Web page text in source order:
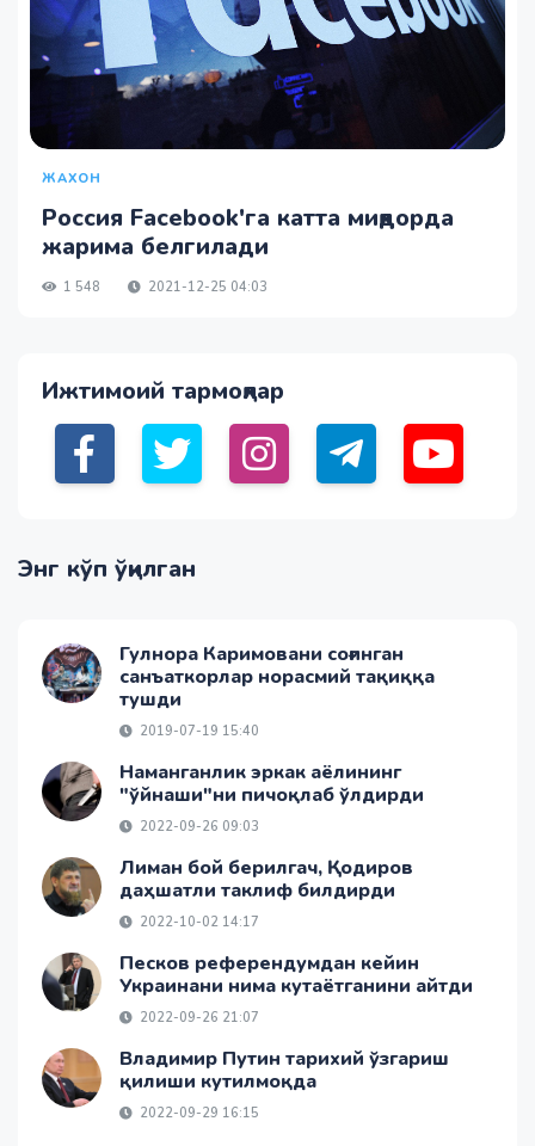
ЖАХОН
Россия Facebook'га катта миқдорда
жарима белгилади
1 548 2021-12-25 04:03
Ижтимоий тармоқлар
Энг кўп ўқилган
Гулнора Каримовани соғинган
санъаткорлар норасмий тақиққа
тушди
2019-07-19 15:40
Наманганлик эркак аёлининг
"ўйнаши"ни пичоқлаб ўлдирди
2022-09-26 09:03
Лиман бой берилгач, Қодиров
даҳшатли таклиф билдирди
2022-10-02 14:17
Песков референдумдан кейин
Украинани нима кутаётганини айтди
2022-09-26 21:07
Владимир Путин тарихий ўзгариш
қилиши кутилмоқда
2022-09-29 16:15